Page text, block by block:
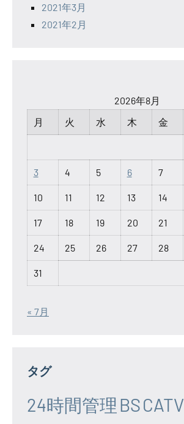
2021年3月
2021年2月
2026年8月
月
火 水 木 金
3 4 5 6 7
10 11 12 13 14
17 18 19 20 21
24 25 26 27 28
31
« 7月
タグ
24時間管理 BSCATV